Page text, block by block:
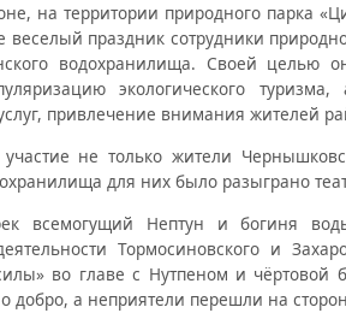
на территории природного парка
праздник сотрудники
водохранилища. Своей целью
экологического
привлечение внимания жителей
не только жители
для них было разыграно
всемогущий Нептун и богиня
Тормосиновского и
во главе с Нутпеном и
добро, а неприятели перешли на